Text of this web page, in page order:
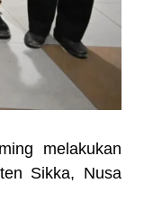
melakukan
Sikka, Nusa